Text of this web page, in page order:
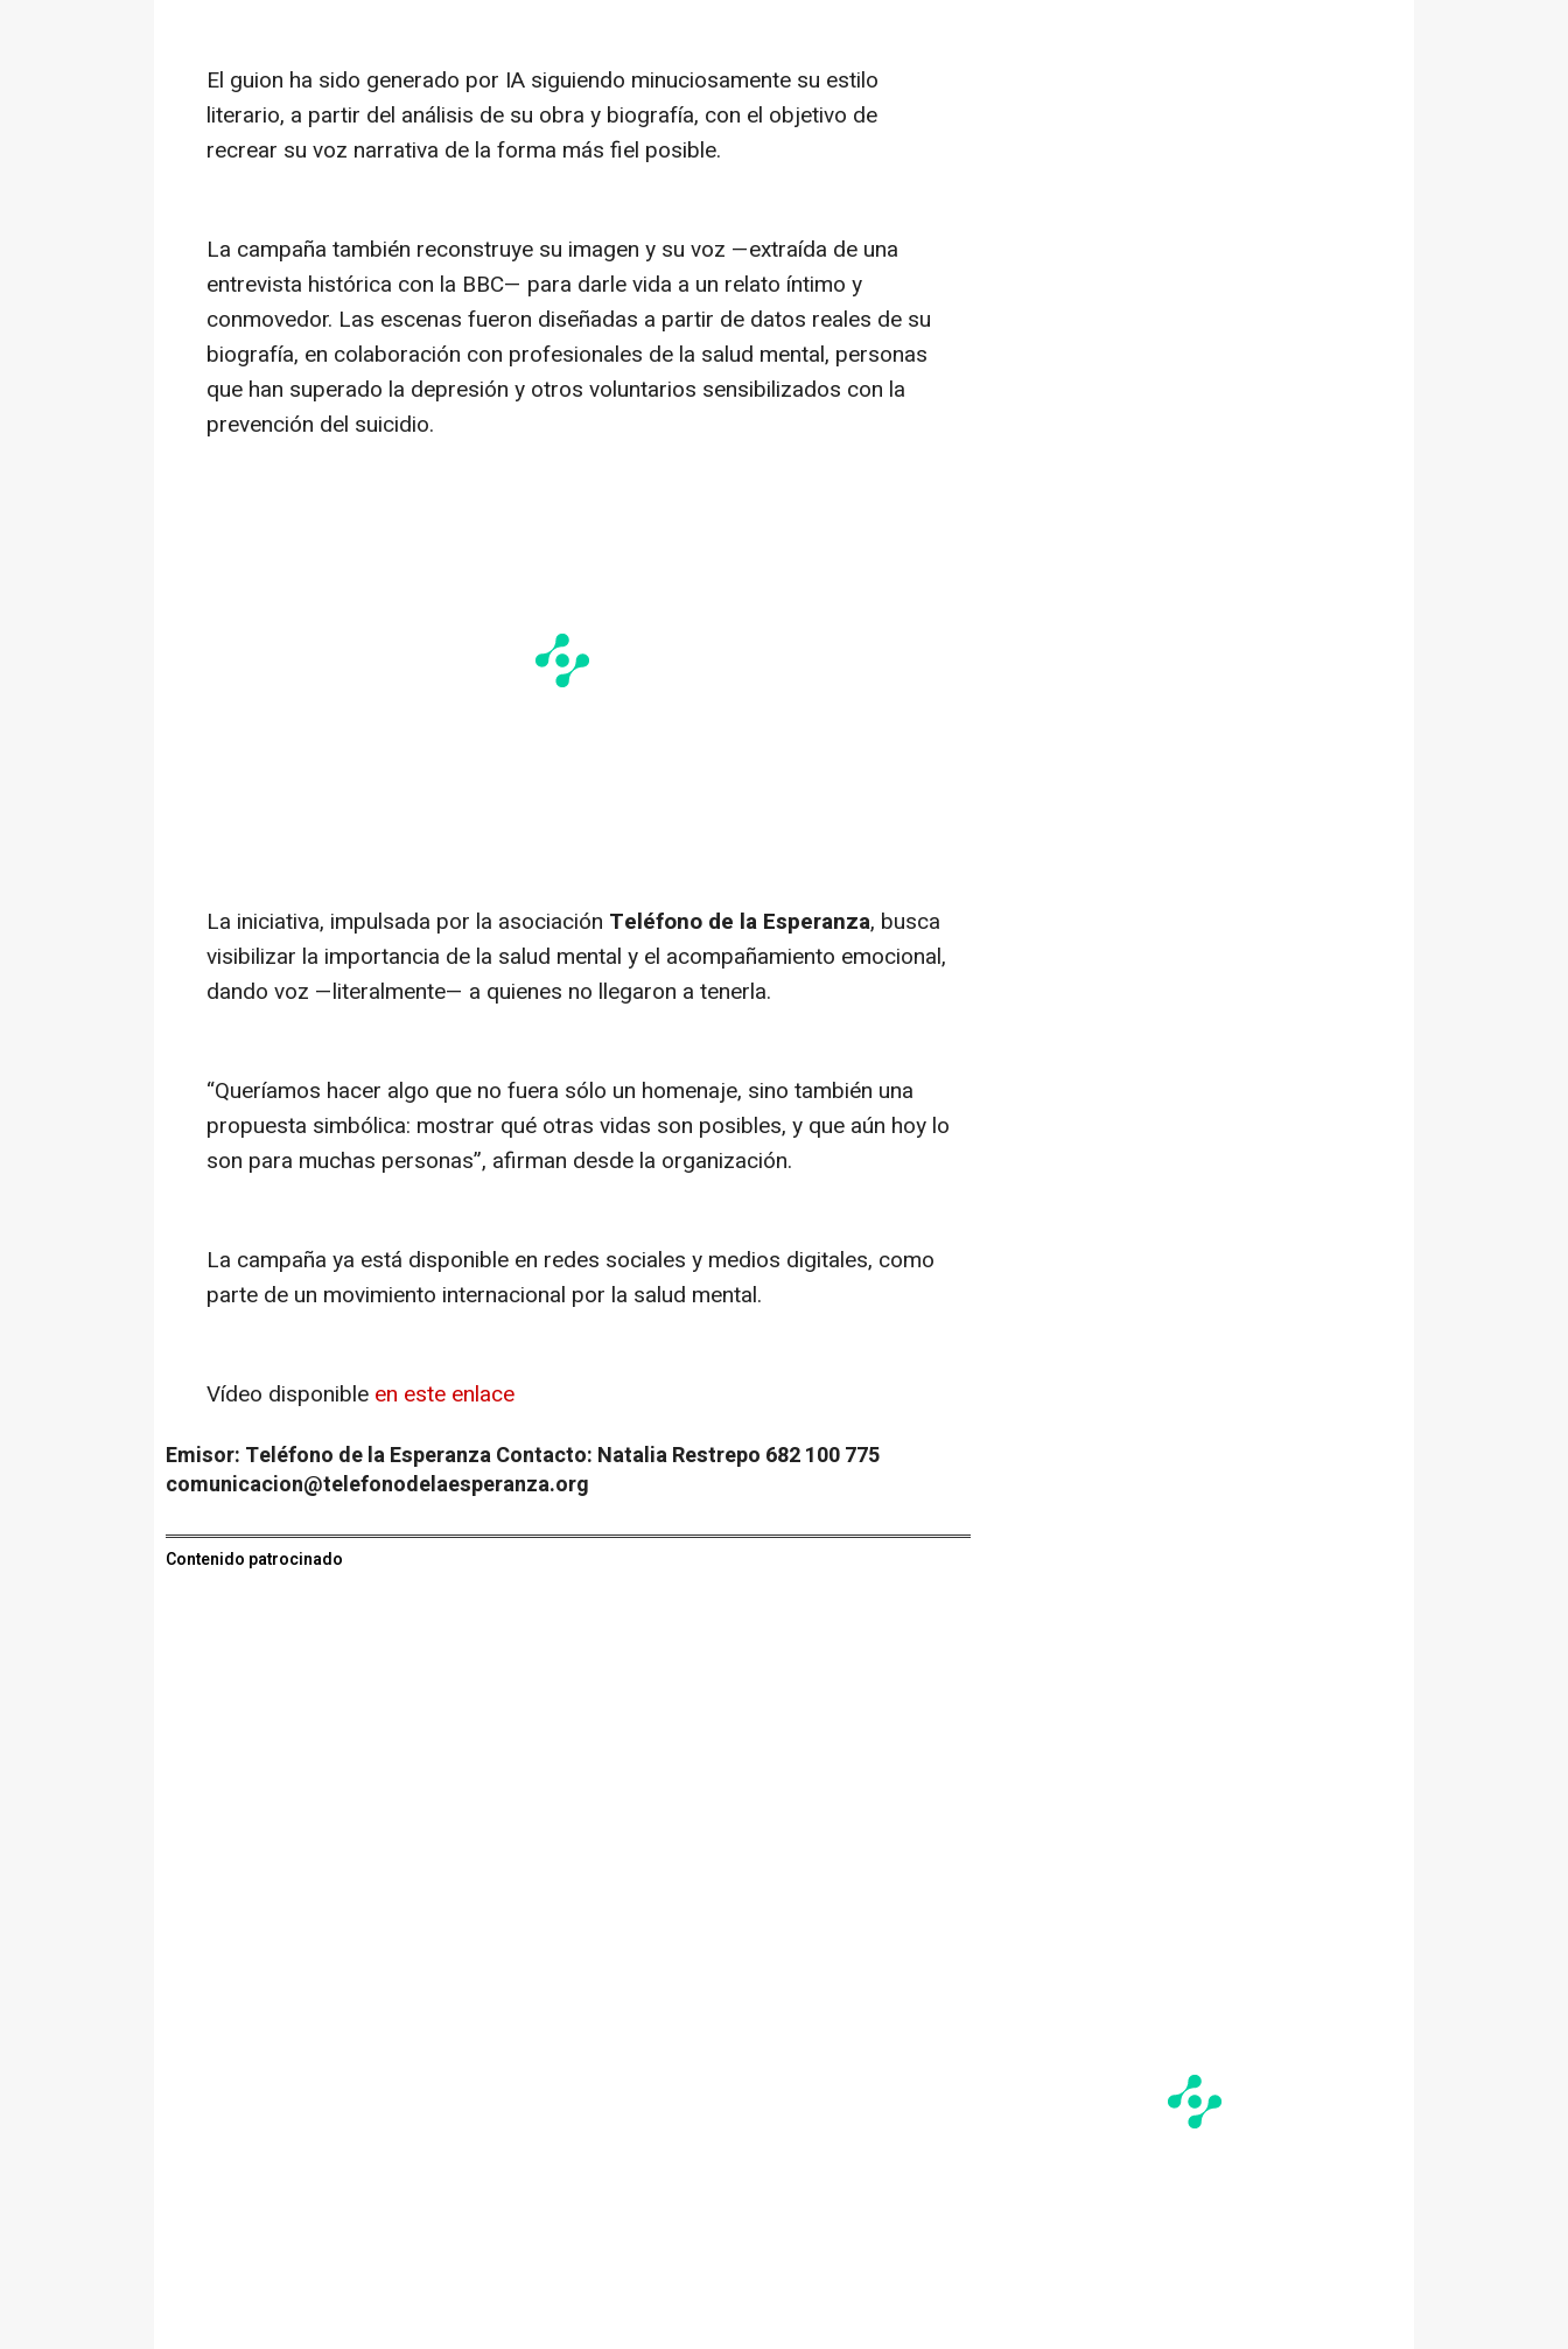
El guion ha sido generado por IA siguiendo minuciosamente su estilo
literario, a partir del análisis de su obra y biografía, con el objetivo de
recrear su voz narrativa de la forma más fiel posible.
La campaña también reconstruye su imagen y su voz —extraída de una
entrevista histórica con la BBC— para darle vida a un relato íntimo y
conmovedor. Las escenas fueron diseñadas a partir de datos reales de su
biografía, en colaboración con profesionales de la salud mental, personas
que han superado la depresión y otros voluntarios sensibilizados con la
prevención del suicidio.
La iniciativa, impulsada por la asociación Teléfono de la Esperanza, busca
visibilizar la importancia de la salud mental y el acompañamiento emocional,
dando voz —literalmente— a quienes no llegaron a tenerla.
“Queríamos hacer algo que no fuera sólo un homenaje, sino también una
propuesta simbólica: mostrar qué otras vidas son posibles, y que aún hoy lo
son para muchas personas”, afirman desde la organización.
La campaña ya está disponible en redes sociales y medios digitales, como
parte de un movimiento internacional por la salud mental.
Vídeo disponible en este enlace
Emisor: Teléfono de la EsperanzaContacto: Natalia Restrepo 682 100 775
comunicacion@telefonodelaesperanza.org
Contenido patrocinado